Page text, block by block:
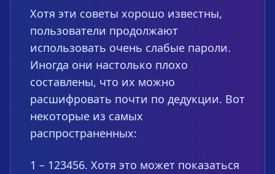
Хотя эти советы хорошо известны,
пользователи продолжают
использовать очень слабые пароли.
Иногда они настолько плохо
составлены, что их можно
расшифровать почти по дедукции. Вот
некоторые из самых
распространенных:
1 – 123456. Хотя это может показаться